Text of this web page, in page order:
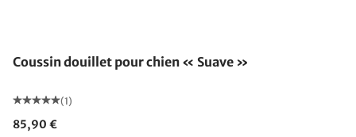
Coussin douillet pour chien « Suave »
(1)
85,90 €